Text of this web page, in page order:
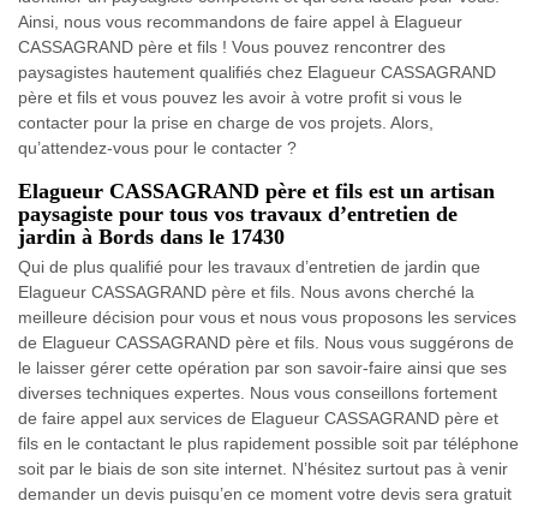
Ainsi, nous vous recommandons de faire appel à Elagueur
CASSAGRAND père et fils ! Vous pouvez rencontrer des
paysagistes hautement qualifiés chez Elagueur CASSAGRAND
père et fils et vous pouvez les avoir à votre profit si vous le
contacter pour la prise en charge de vos projets. Alors,
qu’attendez-vous pour le contacter ?
Elagueur CASSAGRAND père et fils est un artisan
paysagiste pour tous vos travaux d’entretien de
jardin à Bords dans le 17430
Qui de plus qualifié pour les travaux d’entretien de jardin que
Elagueur CASSAGRAND père et fils. Nous avons cherché la
meilleure décision pour vous et nous vous proposons les services
de Elagueur CASSAGRAND père et fils. Nous vous suggérons de
le laisser gérer cette opération par son savoir-faire ainsi que ses
diverses techniques expertes. Nous vous conseillons fortement
de faire appel aux services de Elagueur CASSAGRAND père et
fils en le contactant le plus rapidement possible soit par téléphone
soit par le biais de son site internet. N’hésitez surtout pas à venir
demander un devis puisqu’en ce moment votre devis sera gratuit